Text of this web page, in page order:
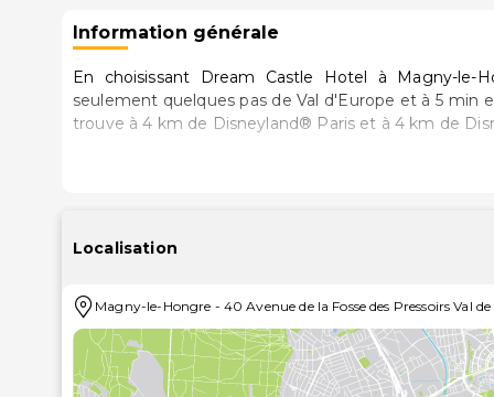
Information générale
En choisissant Dream Castle Hotel à Magny-
seulement quelques pas de Val d'Europe et à 5 min en voiture
trouve à 4 km de Disneyland® Paris et à 4 km de
Les 397 chambres climatisées de l'établissement
douche/baignoire est à votre disposition. Vous y
les jours.
Passez de purs moments de détente dans
des massages, des soins corporels et des soins
Localisation
Magny-le-Hongre - 40 Avenue de la Fosse des Pressoirs Val